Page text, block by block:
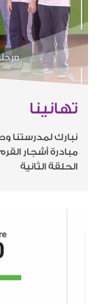
تهانينا
نبارك لمدرستنا
الحلقة الثانية